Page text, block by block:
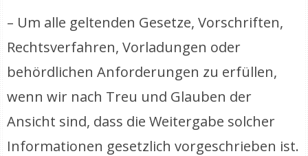
– Um alle geltenden Gesetze, Vorschriften,
Rechtsverfahren, Vorladungen oder
behördlichen Anforderungen zu erfüllen,
wenn wir nach Treu und Glauben der
Ansicht sind, dass die Weitergabe solcher
Informationen gesetzlich vorgeschrieben ist.